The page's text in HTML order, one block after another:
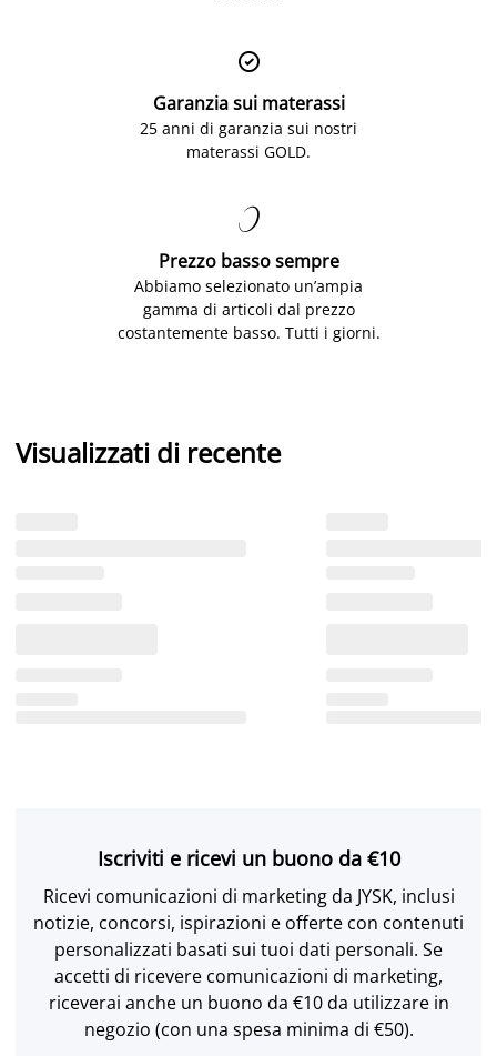

Garanzia sui materassi
25 anni di garanzia sui nostri
materassi GOLD.

Prezzo basso sempre
Abbiamo selezionato un’ampia
gamma di articoli dal prezzo
costantemente basso. Tutti i giorni.
Visualizzati di recente
Iscriviti e ricevi un buono da €10
Ricevi comunicazioni di marketing da JYSK, inclusi
notizie, concorsi, ispirazioni e offerte con contenuti
personalizzati basati sui tuoi dati personali. Se
accetti di ricevere comunicazioni di marketing,
riceverai anche un buono da €10 da utilizzare in
negozio (con una spesa minima di €50).